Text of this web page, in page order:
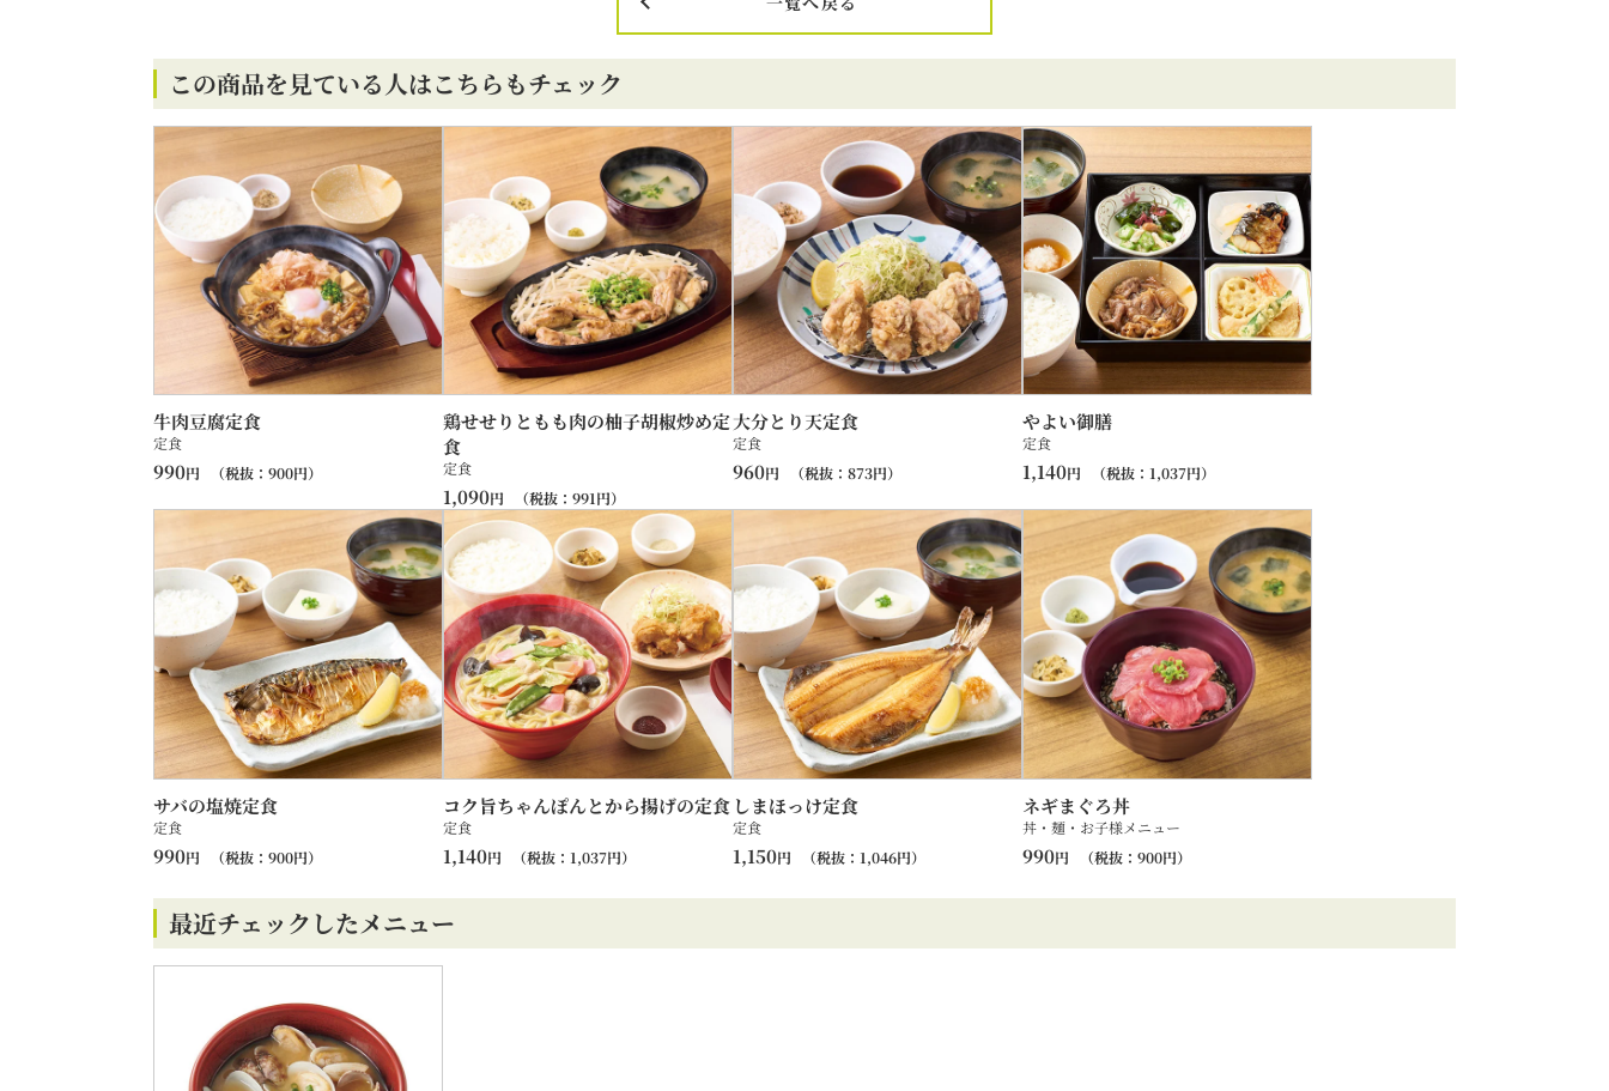
この商品を見ている人はこちらもチェック
牛肉豆腐定食
定食
990円 （税抜： 900円）
鶏せせりともも肉の柚子胡椒炒め定
食
定食
1,090円 （税抜： 991円）
大分とり天定食
定食
960円 （税抜： 873円）
やよい御膳
定食
1,140円 （税抜： 1,037円）
サバの塩焼定食
定食
990円 （税抜： 900円）
コク旨ちゃんぽんとから揚げの定食
定食
1,140円 （税抜： 1,037円）
しまほっけ定食
定食
1,150円 （税抜： 1,046円）
ネギまぐろ丼
丼・麺・お子様メニュー
990円 （税抜： 900円）
最近チェックしたメニュー